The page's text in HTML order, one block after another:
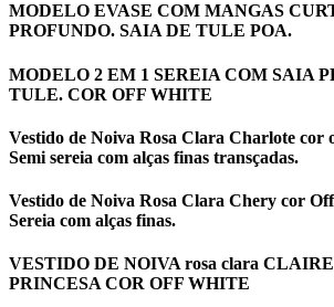
MODELO EVASE COM MANGAS
PROFUNDO. SAIA DE TULE POA.
MODELO 2 EM 1 SEREIA COM SAIA
TULE. COR OFF WHITE
Vestido de Noiva Rosa Clara Charlote cor
Semi sereia com alças finas transçadas.
Vestido de Noiva Rosa Clara Chery cor
Sereia com alças finas.
VESTIDO DE NOIVA rosa clara
PRINCESA COR OFF WHITE